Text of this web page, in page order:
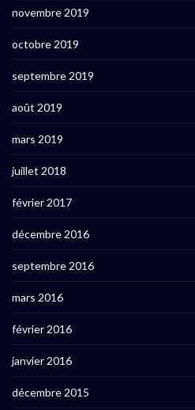
novembre 2019
octobre 2019
septembre 2019
août 2019
mars 2019
juillet 2018
février 2017
décembre 2016
septembre 2016
mars 2016
février 2016
janvier 2016
décembre 2015